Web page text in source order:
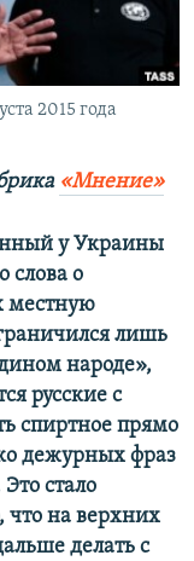
2015 года
«Мнение»
у Украины
слова о
местную
лишь
народе»,
русские с
спиртное прямо
дежурных фраз
стало
что на верхних
делать с